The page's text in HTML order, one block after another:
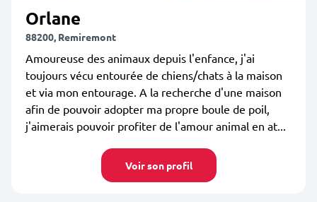
Orlane
88200, Remiremont
Amoureuse des animaux depuis l'enfance, j'ai
toujours vécu entourée de chiens/chats à la maison
et via mon entourage. A la recherche d'une maison
afin de pouvoir adopter ma propre boule de poil,
j'aimerais pouvoir profiter de l'amour animal en at...
Voir son profil